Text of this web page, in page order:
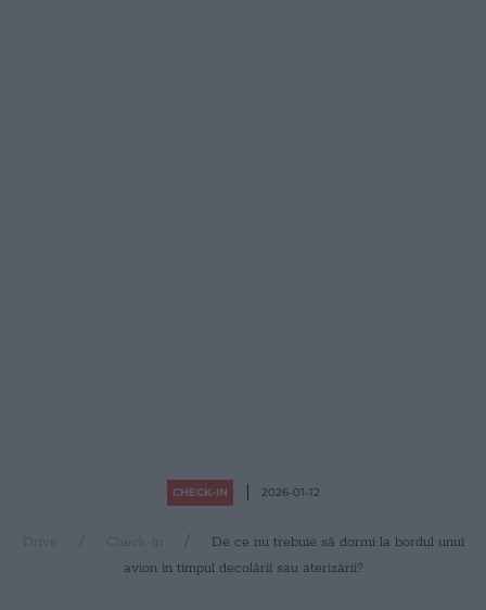
CHECK-IN 2026-01-12
Drive
De ce nu trebuie să dormi la bordul unui
avion în timpul decolării sau aterizării?